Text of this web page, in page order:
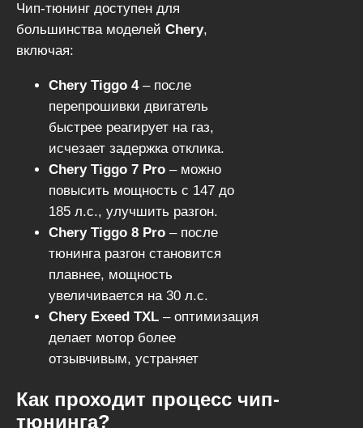
Чип-тюнинг доступен для
большинства моделей Chery,
включая:
Chery Tiggo 4– после
перепрошивки двигатель
быстрее реагирует на газ,
исчезает задержка отклика.
Chery Tiggo 7 Pro – можно
повысить мощность с 147 до
185 л.с., улучшить разгон.
Chery Tiggo 8 Pro – после
тюнинга разгон становится
плавнее, мощность
увеличивается на 30 л.с.
Chery Exeed TXL – оптимизация
делает мотор более
отзывчивым, устраняет
В результатеавтомобиль
становится более динамичным, а
Как проходит процесс чип-
тюнинга?